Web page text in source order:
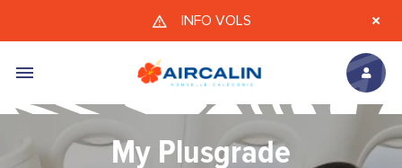
Aller au contenu principal
INFO VOLS
My Plusgrade